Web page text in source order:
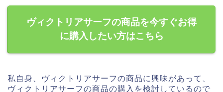
ヴィクトリアサーフの商品を今すぐお得
に購入したい方はこちら
私自身、ヴィクトリアサーフの商品に興味があって、
ヴィクトリアサーフの商品の購入を検討しているので